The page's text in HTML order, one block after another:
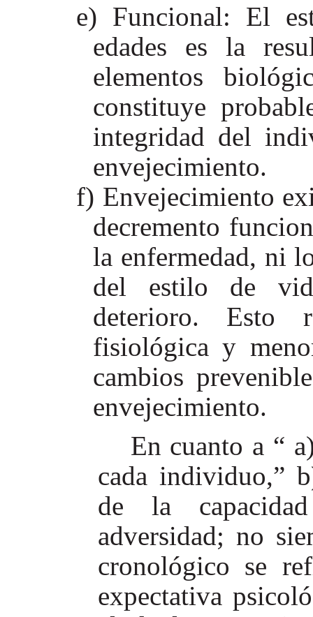
Funcional: El
edades es la
elementos
constituye
integridad del
envejecimiento.
Envejecimiento
decremento
la enfermedad, ni
del estilo de
deterioro. Esto
fisiológica y
cambios
envejecimiento.
En cuanto a “
cada individuo,”
de la
adversidad; no
cronológico se
expectativa